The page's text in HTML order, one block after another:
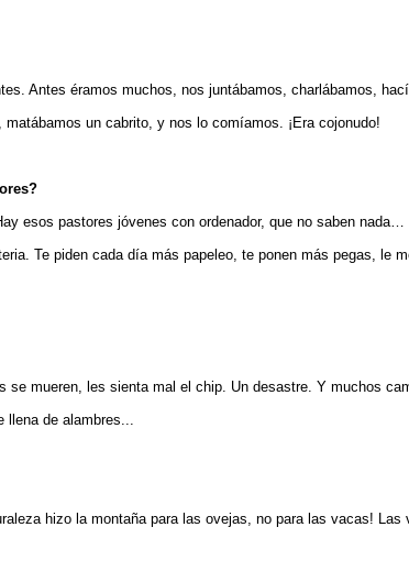
Antes éramos muchos, nos juntábamos, charlábamos,
un cabrito, y nos lo comíamos. ¡Era cojonudo!
esos pastores jóvenes con ordenador, que no saben
Te piden cada día más papeleo, te ponen más pegas, le
se mueren, les sienta mal el chip. Un desastre. Y muchos
llena de alambres...
hizo la montaña para las ovejas, no para las vacas!